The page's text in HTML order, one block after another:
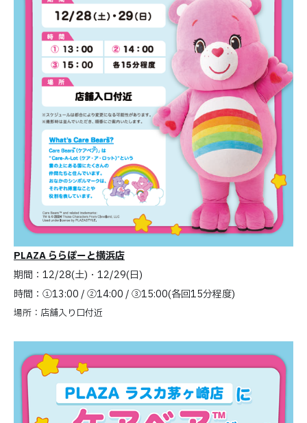
PLAZA ららぽーと横浜店
期間：12/28(土)・12/29(日)
時間：①13:00 / ②14:00 / ③15:00(各回15分程度)
場所：店舗入り口付近